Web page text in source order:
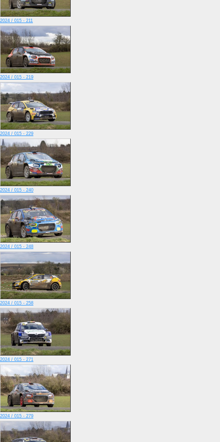
2024 / 015 - 211
2024 / 015 - 219
2024 / 015 - 229
2024 / 015 - 240
2024 / 015 - 248
2024 / 015 - 258
2024 / 015 - 271
2024 / 015 - 279